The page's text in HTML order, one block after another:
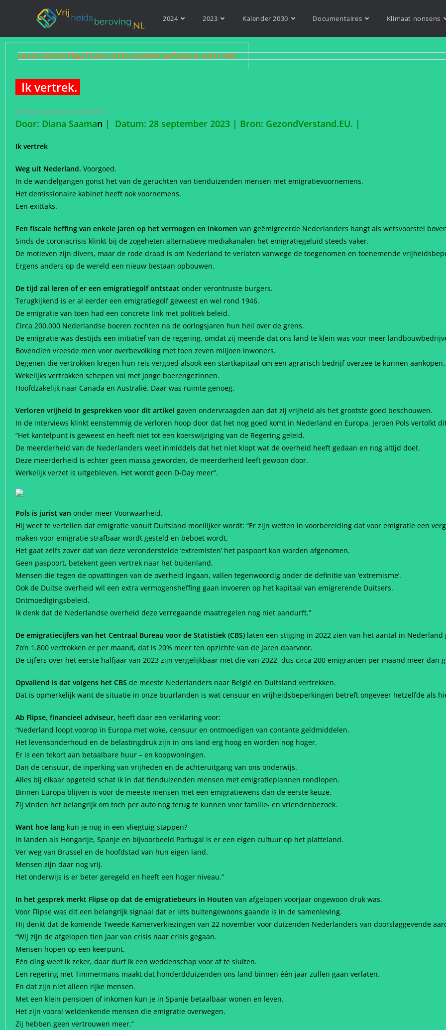
2024 2023 Kalender 2030 Documentaires Klimaat nonsens
Let op! Gebruik Edge, Firefox of Chrome (Internet Explorer werkt niet)
Ik vertrek.
Ab Flipse, financieel adviseur.
Door: Diana Saaman | Datum: 28 september 2023 | Bron: GezondVerstand.EU. |
Ik vertrek
Weg uit Nederland. Voorgoed.
In de wandelgangen gonst het van de geruchten van tienduizenden mensen met emigratievoornemens.
Het demissionaire kabinet heeft ook voornemens.
Een exittaks.
Een fiscale heffing van enkele jaren op het vermogen en inkomen van geëmigreerde Nederlanders hangt als wetsvoorstel
Sinds de coronacrisis klinkt bij de zogeheten alternatieve mediakanalen het emigratiegeluid steeds vaker.
De motieven zijn divers, maar de rode draad is om Nederland te verlaten vanwege de toegenomen en toenemende
Ergens anders op de wereld een nieuw bestaan opbouwen.
De tijd zal leren of er een emigratiegolf ontstaat onder verontruste burgers.
Terugkijkend is er al eerder een emigratiegolf geweest en wel rond 1946.
De emigratie van toen had een concrete link met politiek beleid.
Circa 200.000 Nederlandse boeren zochten na de oorlogsjaren hun heil over de grens.
De emigratie was destijds een initiatief van de regering, omdat zij meende dat ons land te klein was voor meer
Bovendien vreesde men voor overbevolking met toen zeven miljoen inwoners.
Degenen die vertrokken kregen hun reis vergoed alsook een startkapitaal om een agrarisch bedrijf overzee te kunnen aankopen.
Wekelijks vertrokken schepen vol met jonge boerengezinnen.
Hoofdzakelijk naar Canada en Australië. Daar was ruimte genoeg.
Verloren vrijheid In gesprekken voor dit artikel gaven ondervraagden aan dat zij vrijheid als het grootste goed beschouwen.
In de interviews klinkt eenstemmig de verloren hoop door dat het nog goed komt in Nederland en Europa. Jeroen Pols vertolkt
“Het kantelpunt is geweest en heeft niet tot een koerswijziging van de Regering geleid.
De meerderheid van de Nederlanders weet inmiddels dat het niet klopt wat de overheid heeft gedaan en nog altijd doet.
Deze meerderheid is echter geen massa geworden, de meerderheid leeft gewoon door.
Werkelijk verzet is uitgebleven. Het wordt geen D-Day meer”.
Pols is jurist van onder meer Voorwaarheid.
Hij weet te vertellen dat emigratie vanuit Duitsland moeilijker wordt: “Er zijn wetten in voorbereiding dat voor emigratie een
maken voor emigratie strafbaar wordt gesteld en beboet wordt.
Het gaat zelfs zover dat van deze veronderstelde ‘extremisten’ het paspoort kan worden afgenomen.
Geen paspoort, betekent geen vertrek naar het buitenland.
Mensen die tegen de opvattingen van de overheid ingaan, vallen tegenwoordig onder de definitie van ‘extremisme’.
Ook de Duitse overheid wil een extra vermogensheffing gaan invoeren op het kapitaal van emigrerende Duitsers.
Ontmoedigingsbeleid.
Ik denk dat de Nederlandse overheid deze verregaande maatregelen nog niet aandurft.”
De emigratiecijfers van het Centraal Bureau voor de Statistiek (CBS) laten een stijging in 2022 zien van het aantal in
Zo’n 1.800 vertrokken er per maand, dat is 20% meer ten opzichte van de jaren daarvoor.
De cijfers over het eerste halfjaar van 2023 zijn vergelijkbaar met die van 2022, dus circa 200 emigranten per maand meer dan
Opvallend is dat volgens het CBS de meeste Nederlanders naar België en Duitsland vertrekken.
Dat is opmerkelijk want de situatie in onze buurlanden is wat censuur en vrijheidsbeperkingen betreft ongeveer hetzelfde als
Ab Flipse, financieel adviseur, heeft daar een verklaring voor:
“Nederland loopt voorop in Europa met woke, censuur en ontmoedigen van contante geldmiddelen.
Het levensonderhoud en de belastingdruk zijn in ons land erg hoog en worden nog hoger.
Er is een tekort aan betaalbare huur – en koopwoningen.
Dan de censuur, de inperking van vrijheden en de achteruitgang van ons onderwijs.
Alles bij elkaar opgeteld schat ik in dat tienduizenden mensen met emigratieplannen rondlopen.
Binnen Europa blijven is voor de meeste mensen met een emigratiewens dan de eerste keuze.
Zij vinden het belangrijk om toch per auto nog terug te kunnen voor familie- en vriendenbezoek.
Want hoe lang kun je nog in een vliegtuig stappen?
In landen als Hongarije, Spanje en bijvoorbeeld Portugal is er een eigen cultuur op het platteland.
Ver weg van Brussel en de hoofdstad van hun eigen land.
Mensen zijn daar nog vrij.
Het onderwijs is er beter geregeld en heeft een hoger niveau.”
In het gesprek merkt Flipse op dat de emigratiebeurs in Houten van afgelopen voorjaar ongewoon druk was.
Voor Flipse was dit een belangrijk signaal dat er iets buitengewoons gaande is in de samenleving.
Hij denkt dat de komende Tweede Kamerverkiezingen van 22 november voor duizenden Nederlanders van doorslaggevende
“Wij zijn de afgelopen tien jaar van crisis naar crisis gegaan.
Mensen hopen op een keerpunt.
Eén ding weet ik zeker, daar durf ik een weddenschap voor af te sluiten.
Een regering met Timmermans maakt dat honderdduizenden ons land binnen één jaar zullen gaan verlaten.
En dat zijn niet alleen rijke mensen.
Met een klein pensioen of inkomen kun je in Spanje betaalbaar wonen en leven.
Het zijn vooral weldenkende mensen die emigratie overwegen.
Zij hebben geen vertrouwen meer.”